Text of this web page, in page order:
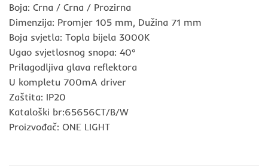
Boja: Crna / Crna / Prozirna
Dimenzija: Promjer 105 mm, Dužina 71 mm
Boja svjetla: Topla bijela 3000K
Ugao svjetlosnog snopa: 40°
Prilagodljiva glava reflektora
U kompletu 700mA driver
Zaštita: IP20
Kataloški br:65656CT/B/W
Proizvođač: ONE LIGHT